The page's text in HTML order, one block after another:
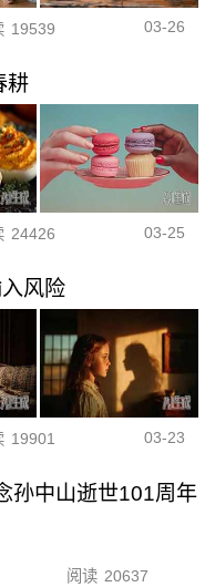
19539 03-26
耕
24426 03-25
风险
19901 03-23
孙中山逝世101周年
阅读 20637